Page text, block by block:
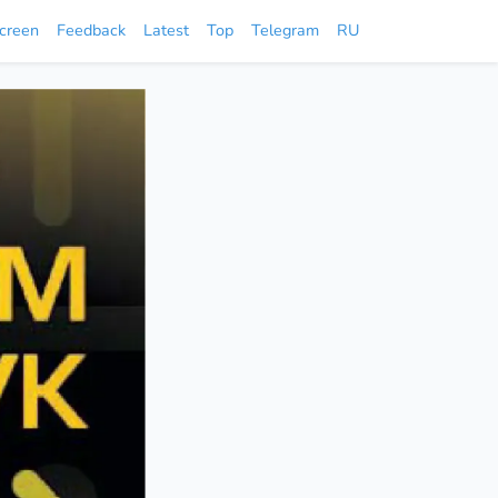
Feedback Latest Top Telegram RU